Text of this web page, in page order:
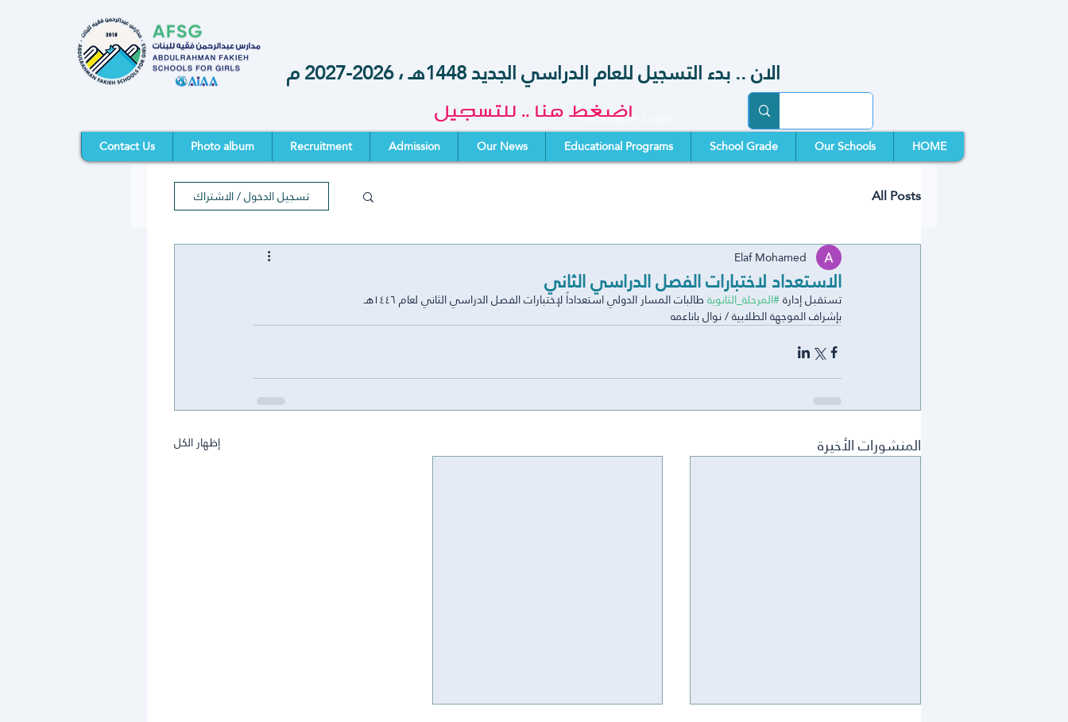
Webmaster Login
الان .. بدء التسجيل للعام الدراسي الجديد 1448هـ ، 2026-2027 م
اضغط هنا .. للتسجيل
HOME
Our Schools
School Grade
Educational Programs
Our News
Admission
Recruitment
Photo album
Contact Us
All Posts تسجيل الدخول / الاشتراك
الاستعداد لاختبارات الفصل الدراسي الثاني
Elaf Mohamed
تستقبل إدارة #المرحلة_الثانوية طالبات المسار الدولي استعداداً لإختبارات الفصل الدراسي الثاني لعام ١٤٤٦هـ
بإشراف الموجهة الطلابية / نوال باناعمه
المنشورات الأخيرة إظهار الكل